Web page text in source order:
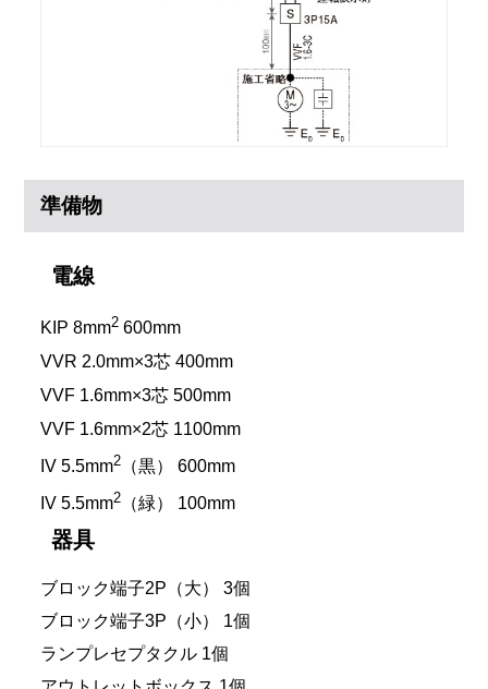
準備物
電線
KIP 8mm2600mm
VVR 2.0mm×3芯 400mm
VVF 1.6mm×3芯 500mm
VVF 1.6mm×2芯 1100mm
IV 5.5mm2（黒） 600mm
IV 5.5mm2（緑） 100mm
器具
ブロック端子2P（大） 3個
ブロック端子3P（小） 1個
ランプレセプタクル 1個